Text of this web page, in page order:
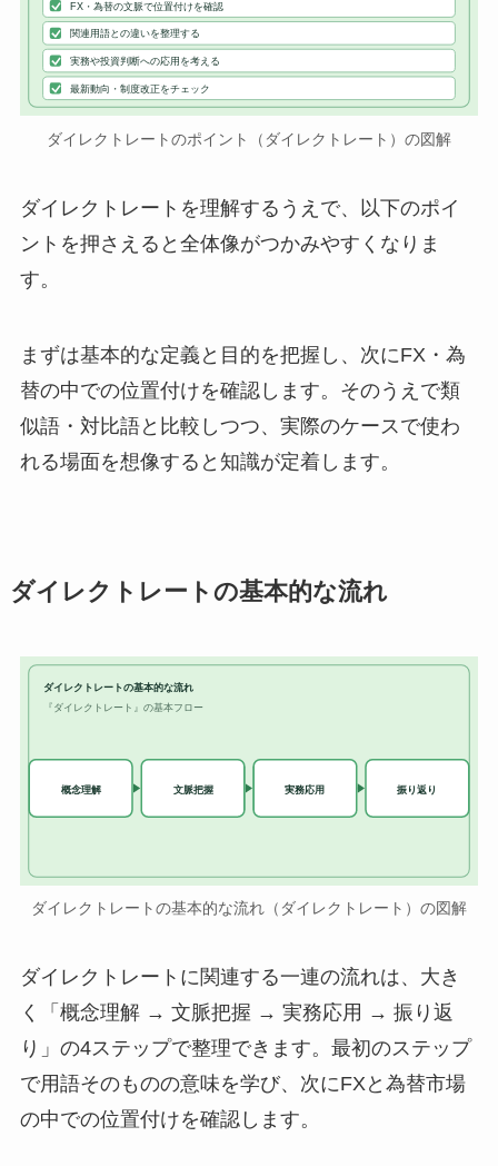
FX・為替の文脈で位置付けを確認
関連用語との違いを整理する
実務や投資判断への応用を考える
最新動向・制度改正をチェック
ダイレクトレートのポイント（ダイレクトレート）の図解
ダイレクトレートを理解するうえで、以下のポイ
ントを押さえると全体像がつかみやすくなりま
す。
まずは基本的な定義と目的を把握し、次にFX・為
替の中での位置付けを確認します。そのうえで類
似語・対比語と比較しつつ、実際のケースで使わ
れる場面を想像すると知識が定着します。
ダイレクトレートの基本的な流れ
ダイレクトレートの基本的な流れ
『ダイレクトレート』の基本フロー
概念理解 文脈把握 実務応用 振り返り
ダイレクトレートの基本的な流れ（ダイレクトレート）の図解
ダイレクトレートに関連する一連の流れは、大き
く「概念理解 → 文脈把握 → 実務応用 → 振り返
り」の4ステップで整理できます。最初のステップ
で用語そのものの意味を学び、次にFXと為替市場
の中での位置付けを確認します。